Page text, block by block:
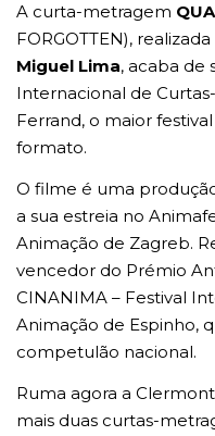
A curta-metragem
FORGOTTEN),
Miguel Lima, acaba de
Internacional de
Ferrand, o maior
formato.
O filme é uma
a sua estreia no
Animação de Zagreb.
vencedor do Prémio
CINANIMA – Festival
Animação de Espinho,
competulão nacional.
Ruma agora a
mais duas curtas-